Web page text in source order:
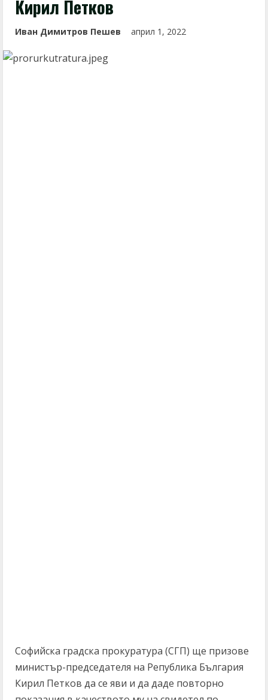
Кирил Петков
Иван Димитров Пешев април 1, 2022
Софийска градска прокуратура (СГП) ще призове
министър-председателя на Република България
Кирил Петков да се яви и да даде повторно